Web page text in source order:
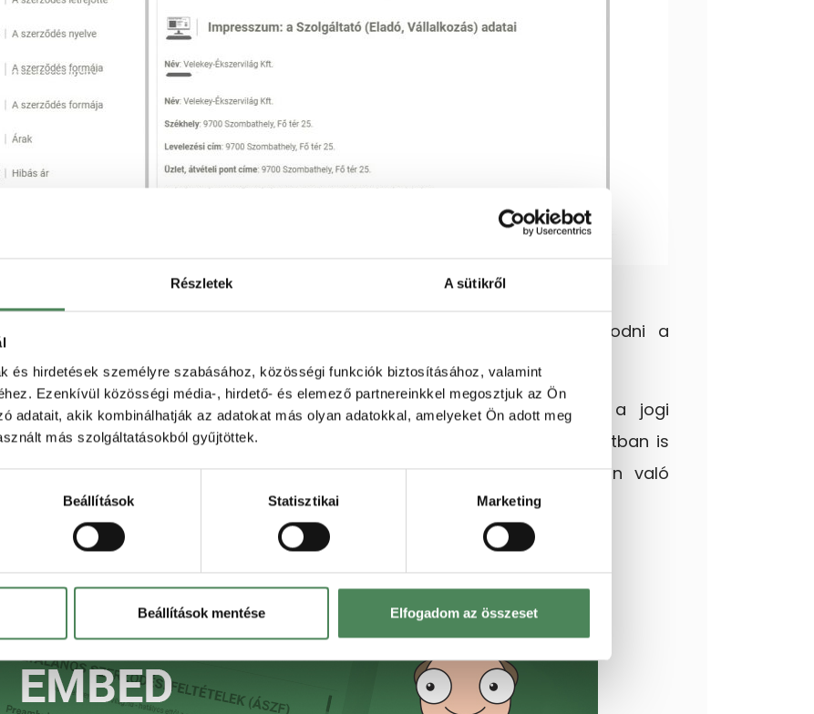
Részletek A sütikről
és hirdetések személyre szabásához, közösségi funkciók biztosításához, valamint
Ezenkívül közösségi média-, hirdető- és elemező partnereinkkel megosztjuk az Ön
adatait, akik kombinálhatják az adatokat más olyan adatokkal, amelyeket Ön adott meg
más szolgáltatásokból gyűjtöttek.
Beállítások Statisztikai Marketing
Beállítások mentése Elfogadom az összeset
Fogyasztó Barát - EMBED - Velekey Ékszervilág
található tartalomjegyzék az adott dokumentumban segít eligazodni a
ikonra, akkor a dokumentum megfelelő részéhez tudnak vele ugrani.
nézetet, hogy a vásárlók könnyebben el tudjanak igazodni a jogi
tájékoztató) ikonokat használtunk, mert a nemzetközi gyakorlatban is
és valóban megkönnyíti és megszínesíti a jogi dokumentumokban való
tájékoztató megjelenítésére is szolgál.